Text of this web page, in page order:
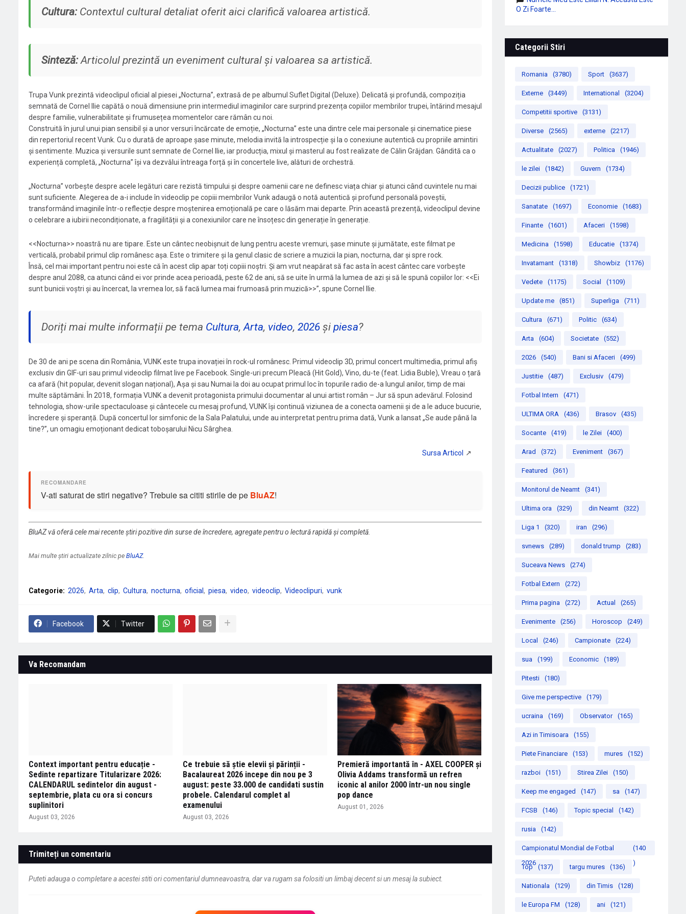
Cultura:Contextul cultural detaliat oferit aici clarifică valoarea artistică.
Sinteză:Articolul prezintă un eveniment cultural și valoarea sa artistică.
Trupa Vunk prezintă videoclipul oficial al piesei „Nocturna”, extrasă de pe albumul Suflet Digital (Deluxe). Delicată și profundă, compoziția
semnată de Cornel Ilie capătă o nouă dimensiune prin intermediul imaginilor care surprind prezența copiilor membrilor trupei, întărind mesajul
despre familie, vulnerabilitate și frumusețea momentelor care rămân cu noi.
Construită în jurul unui pian sensibil și a unor versuri încărcate de emoție, „Nocturna” este una dintre cele mai personale și cinematice piese
din repertoriul recent Vunk. Cu o durată de aproape șase minute, melodia invită la introspecție și la o conexiune autentică cu propriile amintiri
și sentimente. Muzica și versurile sunt semnate de Cornel Ilie, iar producția, mixul și masterul au fost realizate de Călin Grăjdan. Gândită ca o
experiență completă, „Nocturna” își va dezvălui întreaga forță și în concertele live, alături de orchestră.
„Nocturna” vorbește despre acele legături care rezistă timpului și despre oamenii care ne definesc viața chiar și atunci când cuvintele nu mai
sunt suficiente. Alegerea de a-i include în videoclip pe copiii membrilor Vunk adaugă o notă autentică și profund personală poveștii,
transformând imaginile într-o reflecție despre moștenirea emoțională pe care o lăsăm mai departe. Prin această prezență, videoclipul devine
o celebrare a iubirii necondiționate, a fragilității și a conexiunilor care ne însoțesc din generație în generație.
<<Nocturna>> noastră nu are tipare. Este un cântec neobișnuit de lung pentru aceste vremuri, șase minute și jumătate, este filmat pe
verticală, probabil primul clip românesc așa. Este o trimitere și la genul clasic de scriere a muzicii la pian, nocturna, dar și spre rock.
Însă, cel mai important pentru noi este că în acest clip apar toți copiii noștri. Și am vrut neapărat să fac asta în acest cântec care vorbește
despre anul 2088, ca atunci când ei vor prinde acea perioadă, peste 62 de ani, să se uite în urmă la lumea de azi și să le spună copiilor lor: <<Ei
sunt bunicii voștri și au încercat, la vremea lor, să facă lumea mai frumoasă prin muzică>>”, spune Cornel Ilie.
Doriți mai multe informații pe tema Cultura, Arta, video, 2026și piesa?
De 30 de ani pe scena din România, VUNK este trupa inovației în rock-ul românesc. Primul videoclip 3D, primul concert multimedia, primul afiș
exclusiv din GIF-uri sau primul videoclip filmat live pe Facebook. Single-uri precum Pleacă (Hit Gold), Vino, du-te (feat. Lidia Buble), Vreau o țară
ca afară (hit popular, devenit slogan național), Așa și sau Numai la doi au ocupat primul loc în topurile radio de-a lungul anilor, timp de mai
multe săptămâni. În 2018, formația VUNK a devenit protagonista primului documentar al unui artist român – Jur să spun adevărul. Folosind
tehnologia, show-urile spectaculoase și cântecele cu mesaj profund, VUNK își continuă viziunea de a conecta oamenii și de a le aduce bucurie,
încredere și speranță. După concertul lor simfonic de la Sala Palatului, unde au interpretat pentru prima dată, Vunk a lansat „Se aude până la
tine?”, un omagiu emoționant dedicat toboșarului Nicu Sârghea.
V-ati saturat de stiri negative? Trebuie sa cititi stirile de pe BluAZ!
BluAZ vă oferă cele mai recente știri pozitive din surse de încredere, agregate pentru o lectură rapidă și completă.
Mai multe știri actualizate zilnic pe BluAZ.
Categorie: 2026 Arta clip Cultura nocturna oficial piesa video videoclip Videoclipuri vunk
Facebook Twitter
Va Recomandam
Context important pentru educație -
Sedinte repartizare Titularizare 2026:
CALENDARUL sedintelor din august -
septembrie, plata cu ora si concurs
suplinitori
August 03, 2026
Ce trebuie să știe elevii și părinții -
Bacalaureat 2026 incepe din nou pe 3
august: peste 33.000 de candidati sustin
probele. Calendarul complet al
examenului
August 03, 2026
Premieră importantă în - AXEL COOPER și
Olivia Addams transformă un refren
iconic al anilor 2000 într-un nou single
pop dance
August 01, 2026
Trimiteți un comentariu
Puteti adauga o completare a acestei stiti ori comentariul dumneavoastra, dar va rugam sa folositi un limbaj decent si un mesaj la subiect.
O Zi Foarte...
Categorii Stiri
Romania (3780) Sport (3637)
Externe (3449) International (3204)
Competitii sportive (3131)
Diverse (2565) externe (2217)
Actualitate (2027) Politica (1946)
le zilei (1842) Guvern (1734)
Decizii publice (1721)
Sanatate (1697) Economie (1683)
Finante (1601) Afaceri (1598)
Medicina (1598) Educatie (1374)
Invatamant (1318) Showbiz (1176)
Vedete (1175) Social (1109)
Update me (851) Superliga (711)
Cultura (671) Politic (634)
Arta (604) Societate (552)
2026 (540) Bani si Afaceri (499)
Justitie (487) Exclusiv (479)
Fotbal Intern (471)
ULTIMA ORA (436) Brasov (435)
Socante (419) le Zilei (400)
Arad (372) Eveniment (367)
Featured (361)
Monitorul de Neamt (341)
Ultima ora (329) din Neamt (322)
Liga 1 (320) iran (296)
svnews (289) donald trump (283)
Suceava News (274)
Fotbal Extern (272)
Prima pagina (272) Actual (265)
Evenimente (256) Horoscop (249)
Local (246) Campionate (224)
sua (199) Economic (189)
Pitesti (180)
Give me perspective (179)
ucraina (169) Observator (165)
Azi in Timisoara (155)
Piete Financiare (153) mures (152)
razboi (151) Stirea Zilei (150)
Keep me engaged (147) sa (147)
FCSB (146) Topic special (142)
rusia (142)
Campionatul Mondial de Fotbal
2026
(140
)
Top (137) targu mures (136)
Nationala (129) din Timis (128)
le Europa FM (128) ani (121)